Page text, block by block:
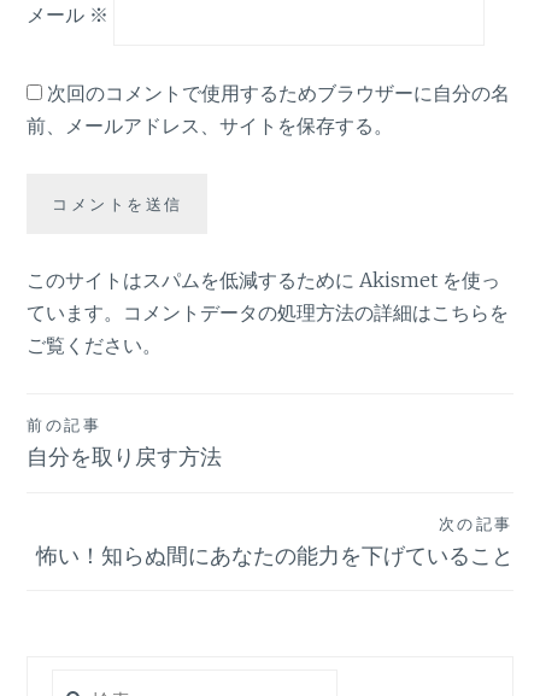
メール ※
次回のコメントで使用するためブラウザーに自分の名
前、メールアドレス、サイトを保存する。
このサイトはスパムを低減するために Akismet を使っ
ています。 コメントデータの処理方法の詳細はこちらを
ご覧ください。
投
稿
ビ
前の記事
自分を取り戻す方法
次の記事
怖い！知らぬ間にあなたの能力を下げていること